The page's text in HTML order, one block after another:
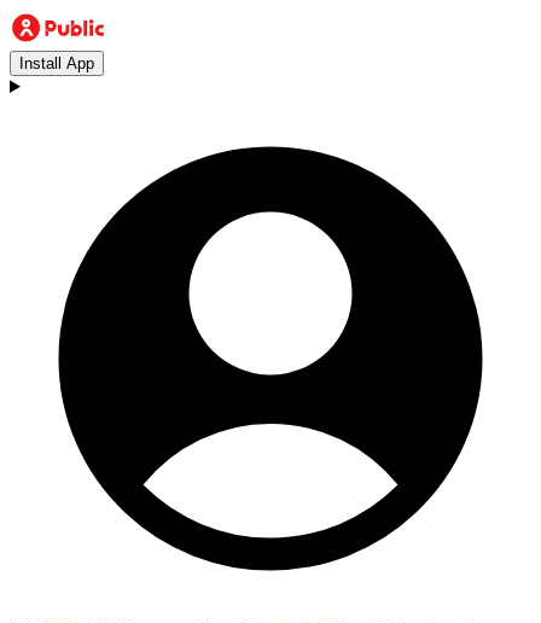
Install App